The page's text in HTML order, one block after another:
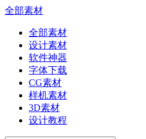
全部素材
全部素材
设计素材
软件神器
字体下载
CG素材
样机素材
3D素材
设计教程